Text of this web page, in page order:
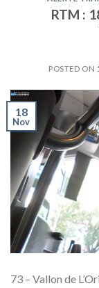
RTM :
POSTED ON
18
Nov
73 – Vallon de